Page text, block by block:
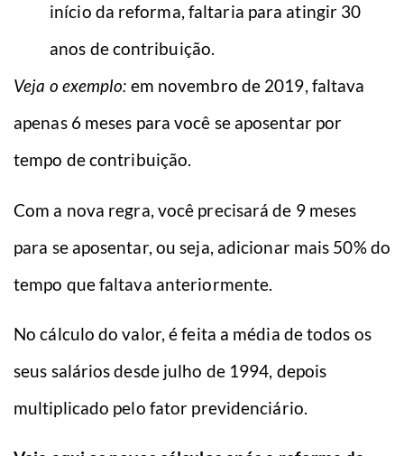
início da reforma, faltaria para atingir 30
anos de contribuição.
Veja o exemplo: em novembro de 2019, faltava
apenas 6 meses para você se aposentar por
tempo de contribuição.
Com a nova regra, você precisará de 9 meses
para se aposentar, ou seja, adicionar mais 50% do
tempo que faltava anteriormente.
No cálculo do valor, é feita a média de todos os
seus salários desde julho de 1994, depois
multiplicado pelo fator previdenciário.